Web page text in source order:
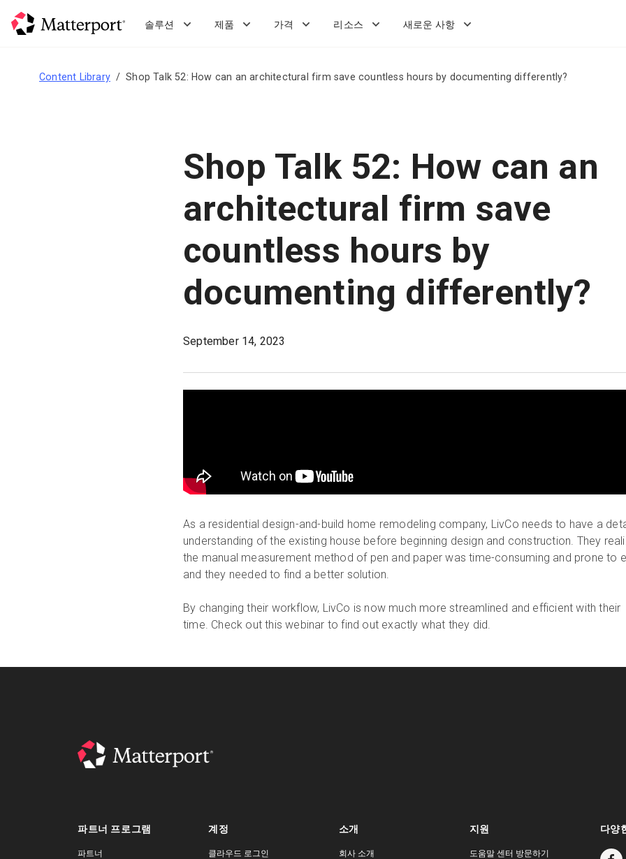
솔루션 제품 가격 리소스 새로운 사항
Content Library Shop Talk 52: How can an architectural firm save countless hours by documenting differently?
Shop Talk 52: How can an
architectural firm save
countless hours by
documenting differently?
September 14, 2023
As a residential design-and-build home remodeling company, LivCo needs to have a
understanding of the existing house before beginning design and construction. They
the manual measurement method of pen and paper was time-consuming and prone to
and they needed to find a better solution.
By changing their workflow, LivCo is now much more streamlined and efficient with their
time. Check out this webinar to find out exactly what they did.
파트너 프로그램
파트너
계정
클라우드 로그인
소개
회사 소개
지원
도움말 센터 방문하기
다양